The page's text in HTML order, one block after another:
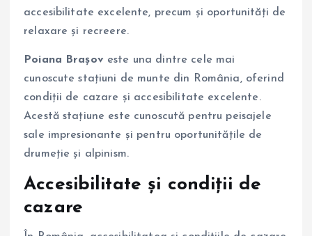
accesibilitate excelente, precum și oportunități de
relaxare și recreere.
Poiana Brașov este una dintre cele mai
cunoscute stațiuni de munte din România, oferind
condiții de cazare și accesibilitate excelente.
Acestă stațiune este cunoscută pentru peisajele
sale impresionante și pentru oportunitățile de
drumeție și alpinism.
Accesibilitate și condiții de
cazare